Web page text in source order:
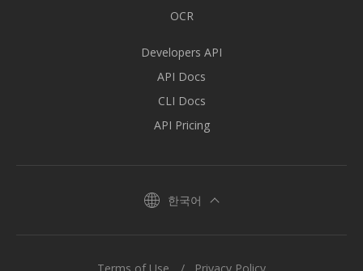
OCR
Developers API
API Docs
CLI Docs
API Pricing
한국어